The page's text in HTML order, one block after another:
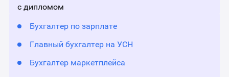
с дипломом
Бухгалтер по зарплате
Главный бухгалтер на УСН
Бухгалтер маркетплейса